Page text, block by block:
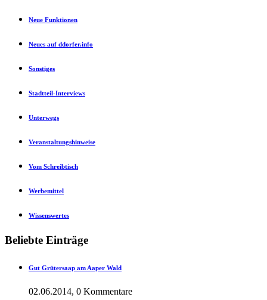
Neue Funktionen
Neues auf ddorfer.info
Sonstiges
Stadtteil-Interviews
Unterwegs
Veranstaltungshinweise
Vom Schreibtisch
Werbemittel
Wissenswertes
Beliebte Einträge
Gut Grütersaap am Aaper Wald
02.06.2014, 0 Kommentare